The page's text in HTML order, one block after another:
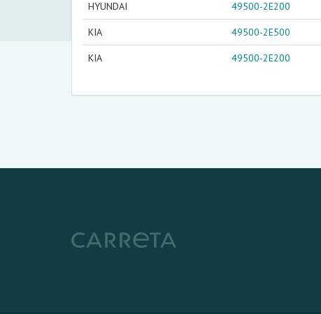
HYUNDAI 49500-2E200
KIA 49500-2E500
KIA 49500-2E200